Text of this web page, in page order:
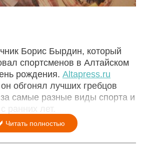
Борис Бырдин, который
спортсменов в Алтайском
рождения. Altapress.ru
он обгонял лучших гребцов
самые разные виды спорта и
ранних лет.
Читать полностью